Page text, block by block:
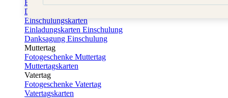
Einladungskarten Jugendweihe
Dankeskarten Jugendweihe
Einschulungskarten
Einladungskarten Einschulung
Danksagung Einschulung
Muttertag
Fotogeschenke Muttertag
Muttertagskarten
Vatertag
Fotogeschenke Vatertag
Vatertagskarten